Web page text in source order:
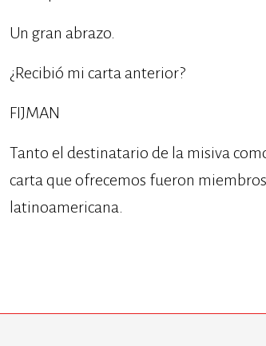
Un gran abrazo.
¿Recibió mi carta anterior?
FIJMAN
Tanto el destinatario de la misiva
carta que ofrecemos fueron
latinoamericana.